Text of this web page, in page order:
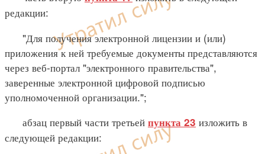
редакции:
"Для получения электронной лицензии и (или)
приложения к ней требуемые документы представляются
через веб-портал "электронного правительства",
заверенные электронной цифровой подписью
уполномоченной организации.";
абзац первый части третьей пункта 23 изложить в
следующей редакции: